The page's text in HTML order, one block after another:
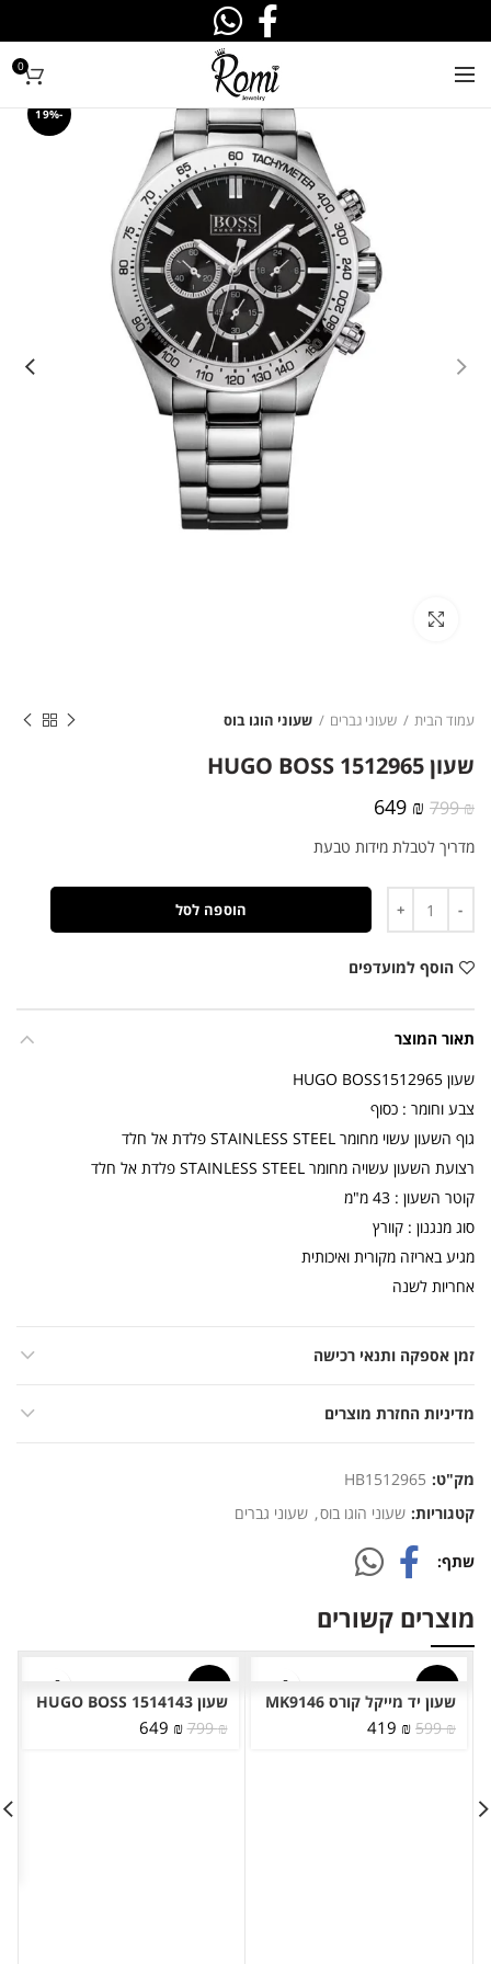
0
-19%
עמוד הבית שעוני גברים שעוני הוגו בוס
שעון HUGO BOSS 1512965
799₪
המחיר
היה:
649 ₪
הוא:
מדריך לטבלת מידות טבעת
הוספה לסל
הוסף למועדפים
תאור המוצר
שעון HUGO BOSS1512965
צבע וחומר : כסוף
גוף השעון עשוי מחומר STAINLESS STEEL פלדת אל חלד
רצועת השעון עשויה מחומר STAINLESS STEEL פלדת אל חלד
קוטר השעון : 43 מ"מ
סוג מנגנון : קוורץ
מגיע באריזה מקורית ואיכותית
אחריות לשנה
זמן אספקה ותנאי רכישה
מדיניות החזרת מוצרים
מק"ט: HB1512965
קטגוריות: שעוני הוגו בוס, שעוני גברים
שתף
מוצרים קשורים
שעון יד מייקל קורס MK9146
599₪
המחיר
419 ₪
המחיר
שעון HUGO BOSS 1514143
799₪
המחיר
649 ₪
המחיר